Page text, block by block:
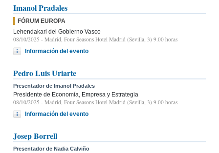
Imanol Pradales
FÓRUM EUROPA
Lehendakari del Gobierno Vasco
08/10/2025 - Madrid, Four Seasons Hotel Madrid (Sevilla, 3) 9.00 horas
Información del evento
Pedro Luis Uriarte
Presentador de Imanol Pradales
Presidente de Economía, Empresa y Estrategia
08/10/2025 - Madrid, Four Seasons Hotel Madrid (Sevilla, 3) 9.00 horas
Información del evento
Josep Borrell
Presentador de Nadia Calviño